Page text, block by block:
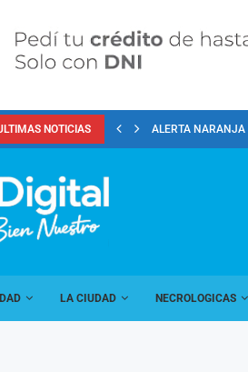
NOTICIAS ALERTA NARANJA
LA CIUDAD NECROLOGICAS